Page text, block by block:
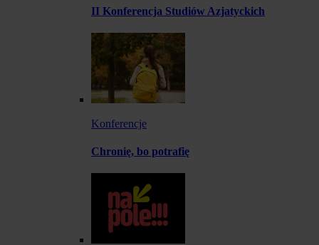
II Konferencja Studiów Azjatyckich
Konferencje
Chronię, bo potrafię